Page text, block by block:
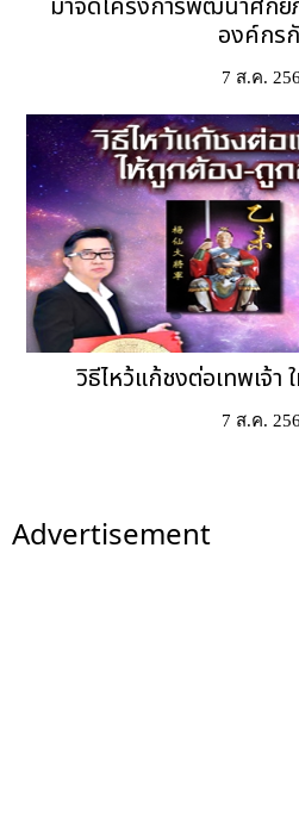
มาจัดโครงการพัฒนาศักย
องค์กร
7 ส.ค.
วิธีไหว้แก้ชงต่อเทพเจ้
7 ส.ค.
Advertisement